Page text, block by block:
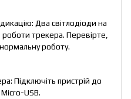
Два світлодіоди на
трекера. Перевірте,
роботу.
Підключіть пристрій до
USB.